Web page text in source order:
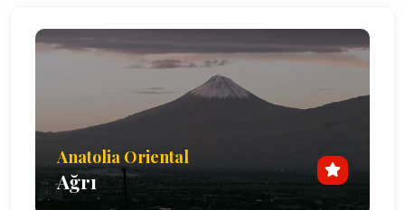
Anatolia Oriental
Ağrı